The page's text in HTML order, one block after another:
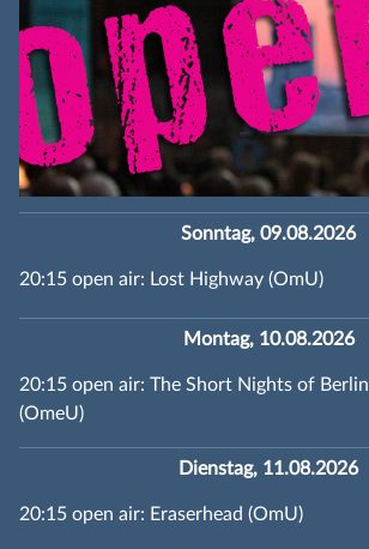
Sonntag, 09.08.2026
20:15 open air: Lost Highway (OmU)
Montag, 10.08.2026
20:15 open air: The Short Nights of Berlin
(OmeU)
Dienstag, 11.08.2026
20:15 open air: Eraserhead (OmU)